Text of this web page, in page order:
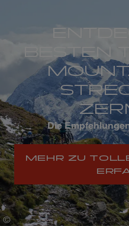
© Sam Marx
BESTEN
Die
MEHR ZU